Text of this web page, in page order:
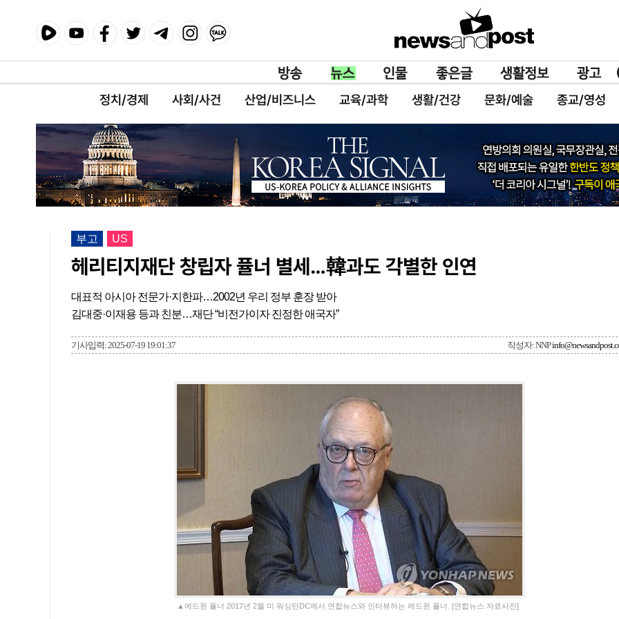
정치/경제 사회/사건 산업/비즈니스 교육/과학 생활/건강 문화/예술 종교/영성
부고 US
헤리티지재단 창립자 퓰너 별세…韓과도 각별한 인연
대표적 아시아 전문가·지한파…2002년 우리 정부 훈장 받아
김대중·이재용 등과 친분…재단 “비전가이자 진정한 애국자”
기사입력: 2025-07-19 19:01:37 작성자: NNP
▲에드윈 퓰너 2017년 2월 미 워싱턴DC에서 연합뉴스와 인터뷰하는 에드윈 퓰너. [연합뉴스 자료사진]